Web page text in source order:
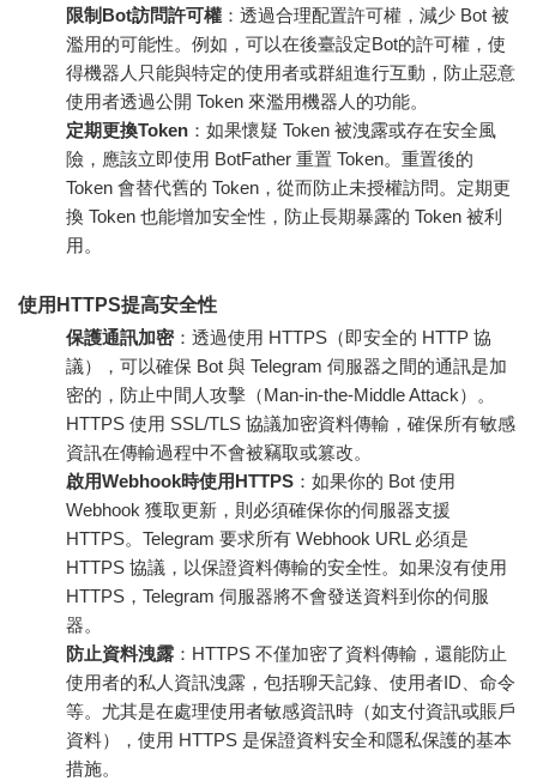
限制Bot訪問許可權 ：透過合理配置許可權，減少 Bot 被
濫用的可能性。例如，可以在後臺設定Bot的許可權，使
得機器人只能與特定的使用者或群組進行互動，防止惡意
使用者透過公開 Token 來濫用機器人的功能。
定期更換Token ：如果懷疑 Token 被洩露或存在安全風
險，應該立即使用 BotFather 重置 Token。重置後的
Token 會替代舊的 Token，從而防止未授權訪問。定期更
換 Token 也能增加安全性，防止長期暴露的 Token 被利
用。
使用HTTPS提高安全性
保護通訊加密：透過使用 HTTPS（即安全的 HTTP 協
議），可以確保 Bot 與 Telegram 伺服器之間的通訊是加
密的，防止中間人攻擊（Man-in-the-Middle Attack）。
HTTPS 使用 SSL/TLS 協議加密資料傳輸，確保所有敏感
資訊在傳輸過程中不會被竊取或篡改。
啟用Webhook時使用HTTPS ：如果你的 Bot 使用
Webhook 獲取更新，則必須確保你的伺服器支援
HTTPS。Telegram 要求所有 Webhook URL 必須是
HTTPS 協議，以保證資料傳輸的安全性。如果沒有使用
HTTPS，Telegram 伺服器將不會發送資料到你的伺服
器。
防止資料洩露 ：HTTPS 不僅加密了資料傳輸，還能防止
使用者的私人資訊洩露，包括聊天記錄、使用者ID、命令
等。尤其是在處理使用者敏感資訊時（如支付資訊或賬戶
資料），使用 HTTPS 是保證資料安全和隱私保護的基本
措施。